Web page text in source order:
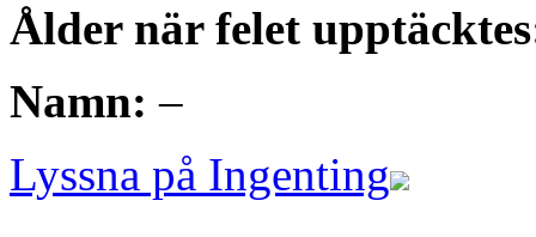
Ålder när felet
Namn: –
Lyssna på Ingenting